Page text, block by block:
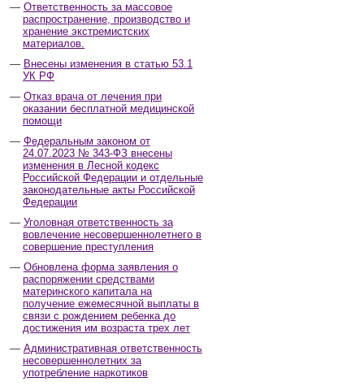
Ответственность за массовое
распространение, производство и
хранение экстремистских
материалов.
Внесены изменения в статью 53.1
УК РФ
Отказ врача от лечения при
оказании бесплатной медицинской
помощи
Федеральным законом от
24.07.2023 № 343-ФЗ внесены
изменения в Лесной кодекс
Российской Федерации и отдельные
законодательные акты Российской
Федерации
Уголовная ответственность за
вовлечение несовершеннолетнего в
совершение преступления
Обновлена форма заявления о
распоряжении средствами
материнского капитала на
получение ежемесячной выплаты в
связи с рождением ребенка до
достижения им возраста трех лет
Административная ответственность
несовершеннолетних за
употребление наркотиков